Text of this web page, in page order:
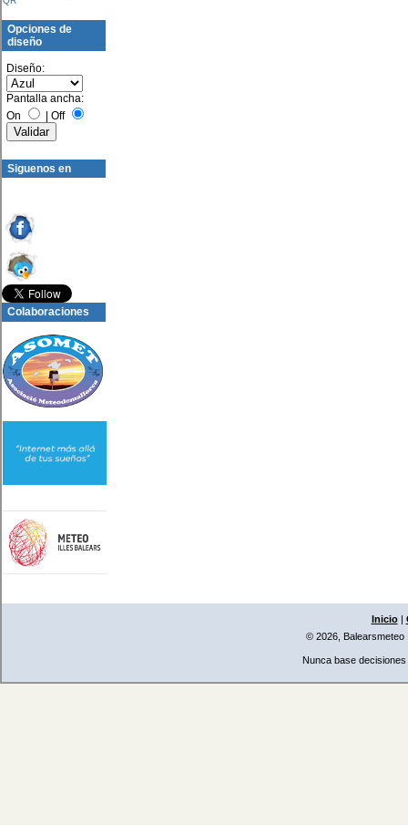
Opciones de
diseño
Diseño:
Pantalla ancha:
On
Off
Siguenos en
Colaboraciones
Inicio|
© 2026, Balearsmeteo
Nunca base